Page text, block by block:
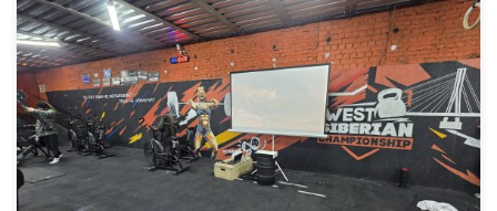
24 часа на веслах: Хроника […]